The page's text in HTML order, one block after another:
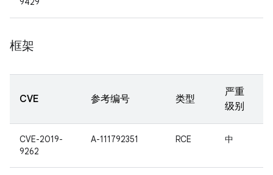
框架
CVE 参考编号 类型
严重
级别
CVE-2019-
9262
A-111792351 RCE 中